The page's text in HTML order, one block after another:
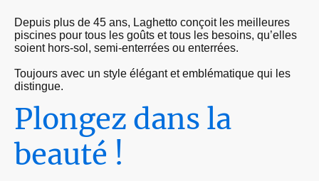
Depuis plus de 45 ans, Laghetto conçoit les meilleures
piscines pour tous les goûts et tous les besoins, qu’elles
soient hors-sol, semi-enterrées ou enterrées.
Toujours avec un style élégant et emblématique qui les
distingue.
Plongez dans la
beauté !